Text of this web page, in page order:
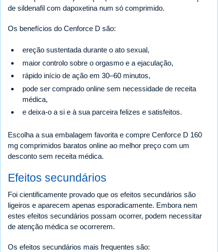
de sildenafil com dapoxetina num só comprimido.
Os benefícios do Cenforce D são:
ereção sustentada durante o ato sexual,
maior controlo sobre o orgasmo e a ejaculação,
rápido início de ação em 30–60 minutos,
pode ser comprado online sem necessidade de receita
médica,
e deixa-o a si e à sua parceira felizes e satisfeitos.
Escolha a sua embalagem favorita e compre Cenforce D 160
mg comprimidos baratos online ao melhor preço com um
desconto sem receita médica.
Efeitos secundários
Foi cientificamente provado que os efeitos secundários são
ligeiros e aparecem apenas esporadicamente. Embora nem
estes efeitos secundários possam ocorrer, podem necessitar
de atenção médica se ocorrerem.
Os efeitos secundários mais frequentes são: